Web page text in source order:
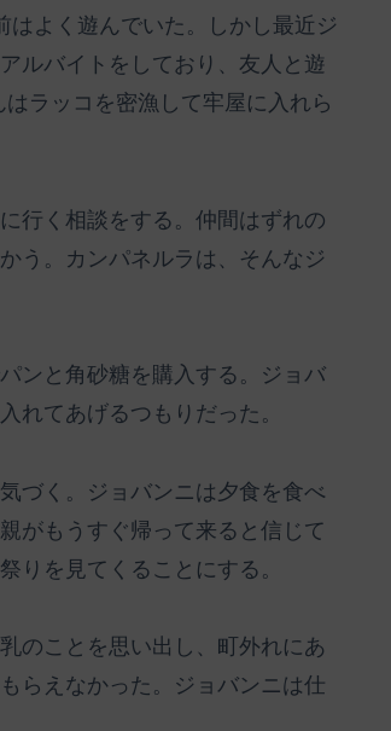
よく遊んでいた。しかし最近ジ
ルバイトをしており、友人と遊
ラッコを密漁して牢屋に入れら
行く相談をする。仲間はずれの
う。カンパネルラは、そんなジ
ンと角砂糖を購入する。ジョバ
れてあげるつもりだった。
づく。ジョバンニは夕食を食べ
がもうすぐ帰って来ると信じて
りを見てくることにする。
のことを思い出し、町外れにあ
らえなかった。ジョバンニは仕